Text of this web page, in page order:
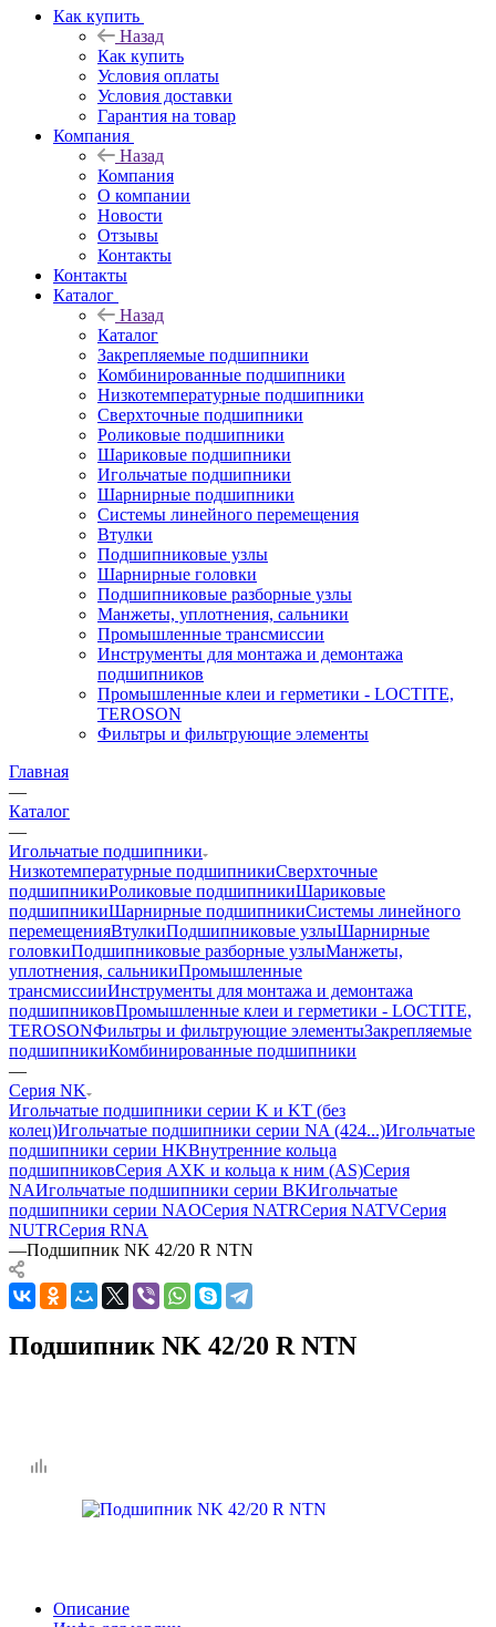
Как купить
Назад
Как купить
Условия оплаты
Условия доставки
Гарантия на товар
Компания
Назад
Компания
О компании
Новости
Отзывы
Контакты
Контакты
Каталог
Назад
Каталог
Закрепляемые подшипники
Комбинированные подшипники
Низкотемпературные подшипники
Сверхточные подшипники
Роликовые подшипники
Шариковые подшипники
Игольчатые подшипники
Шарнирные подшипники
Системы линейного перемещения
Втулки
Подшипниковые узлы
Шарнирные головки
Подшипниковые разборные узлы
Манжеты, уплотнения, сальники
Промышленные трансмиссии
Инструменты для монтажа и демонтажа
подшипников
Промышленные клеи и герметики - LOCTITE,
TEROSON
Фильтры и фильтрующие элементы
Главная
—
Каталог
—
Игольчатые подшипники
Низкотемпературные подшипникиСверхточные
подшипникиРоликовые подшипникиШариковые
подшипникиШарнирные подшипникиСистемы линейного
перемещенияВтулкиПодшипниковые узлыШарнирные
головкиПодшипниковые разборные узлыМанжеты,
уплотнения, сальникиПромышленные
трансмиссииИнструменты для монтажа и демонтажа
подшипниковПромышленные клеи и герметики - LOCTITE,
TEROSONФильтры и фильтрующие элементыЗакрепляемые
подшипникиКомбинированные подшипники
—
Серия NK
Игольчатые подшипники серии K и KT (без
колец)Игольчатые подшипники серии NA (424...)Игольчатые
подшипники серии HKВнутренние кольца
подшипниковСерия AXK и кольца к ним (AS)Серия
NAИгольчатые подшипники серии BKИгольчатые
подшипники серии NAOСерия NATRСерия NATVСерия
NUTRСерия RNA
—Подшипник NK 42/20 R NTN
Подшипник NK 42/20 R NTN
Описание